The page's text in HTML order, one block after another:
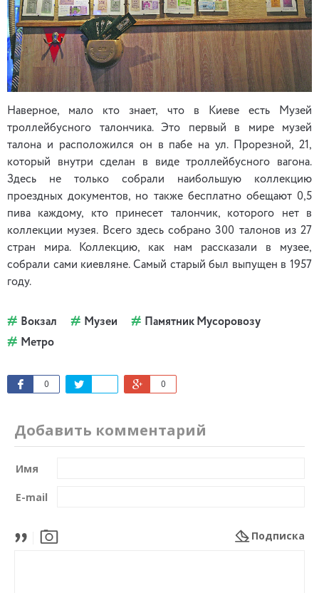
Наверное, мало кто знает, что в Киеве есть Музей
троллейбусного талончика. Это первый в мире музей
талона и расположился он в пабе на ул. Прорезной, 21,
который внутри сделан в виде троллейбусного вагона.
Здесь не только собрали наибольшую коллекцию
проездных документов, но также бесплатно обещают 0,5
пива каждому, кто принесет талончик, которого нет в
коллекции музея. Всего здесь собрано 300 талонов из 27
стран мира. Коллекцию, как нам рассказали в музее,
собрали сами киевляне. Самый старый был выпущен в 1957
году.
Вокзал Музеи
Памятник Мусоровозу
Метро
0 0
Добавить комментарий
Имя
E-mail
Подписка